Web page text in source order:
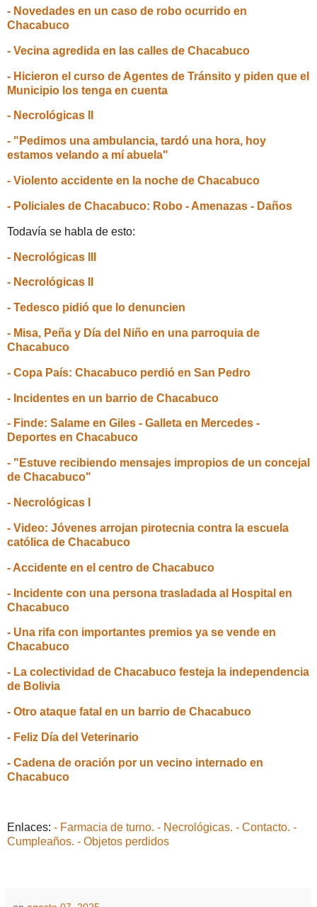
- Novedades en un caso de robo ocurrido en
Chacabuco
- Vecina agredida en las calles de Chacabuco
- Hicieron el curso de Agentes de Tránsito y piden que el
Municipio los tenga en cuenta
- Necrológicas II
- "Pedimos una ambulancia, tardó una hora, hoy
estamos velando a mí abuela"
- Violento accidente en la noche de Chacabuco
- Policiales de Chacabuco: Robo - Amenazas - Daños
Todavía se habla de esto:
- Necrológicas III
- Necrológicas II
- Tedesco pidió que lo denuncien
- Misa, Peña y Día del Niño en una parroquia de
Chacabuco
- Copa País: Chacabuco perdió en San Pedro
- Incidentes en un barrio de Chacabuco
- Finde: Salame en Giles - Galleta en Mercedes -
Deportes en Chacabuco
- "Estuve recibiendo mensajes impropios de un concejal
de Chacabuco"
- Necrológicas I
- Video: Jóvenes arrojan pirotecnia contra la escuela
católica de Chacabuco
- Accidente en el centro de Chacabuco
- Incidente con una persona trasladada al Hospital en
Chacabuco
- Una rifa con importantes premios ya se vende en
Chacabuco
- La colectividad de Chacabuco festeja la independencia
de Bolivia
- Otro ataque fatal en un barrio de Chacabuco
- Feliz Día del Veterinario
- Cadena de oración por un vecino internado en
Chacabuco
Enlaces: - Farmacia de turno. - Necrológicas. - Contacto. -
Cumpleaños. - Objetos perdidos